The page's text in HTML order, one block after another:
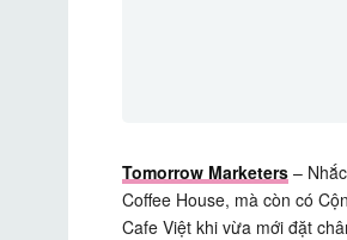
Tomorrow Marketers –
Coffee House, mà còn có
Cafe Việt khi vừa mới đặt